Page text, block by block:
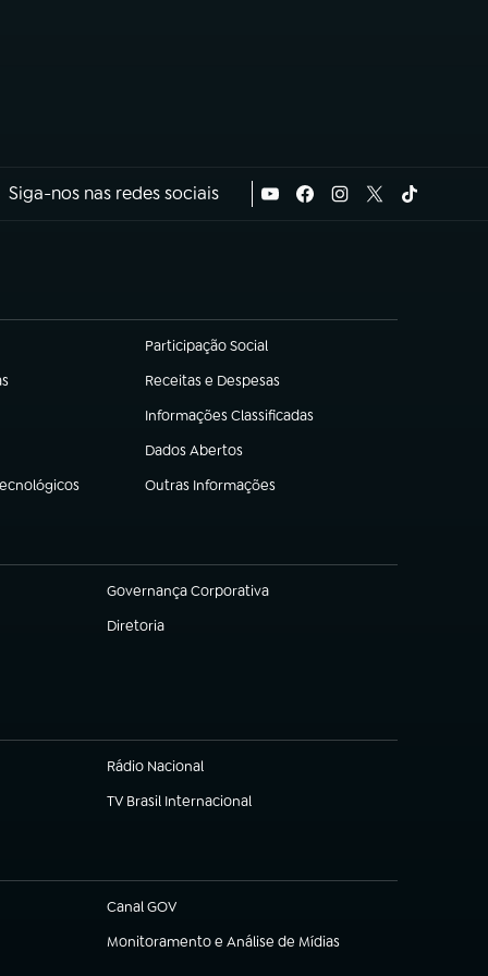
Siga-nos nas redes sociais
Participação Social
(abre em nova aba)
Receitas e Despesas
(abre em nova aba)
Informações Classificadas
(abre em nova aba)
Dados Abertos
(abre em nova aba)
Outras Informações
(abre em nova aba)
Governança Corporativa
(abre em nova aba)
Diretoria
(abre em nova aba)
Rádio Nacional
TV Brasil Internacional
(abre em nova aba)
Canal GOV
(abre em nova aba)
Monitoramento e Análise de Mídias
(abre em nova aba)